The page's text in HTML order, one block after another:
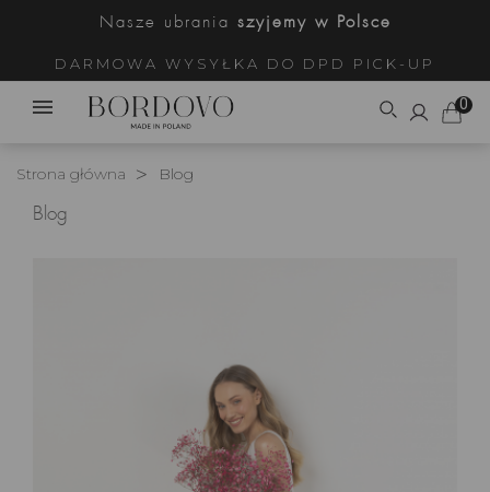
Nasze ubrania szyjemy w Polsce
DARMOWA WYSYŁKA DO DPD PICK-UP
0
Strona główna Blog
Blog